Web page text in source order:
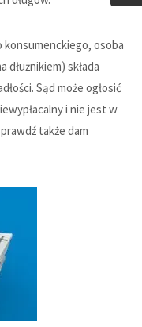
konsumenckiego, osoba
dłużnikiem) składa
Sąd może ogłosić
i nie jest w
także dam